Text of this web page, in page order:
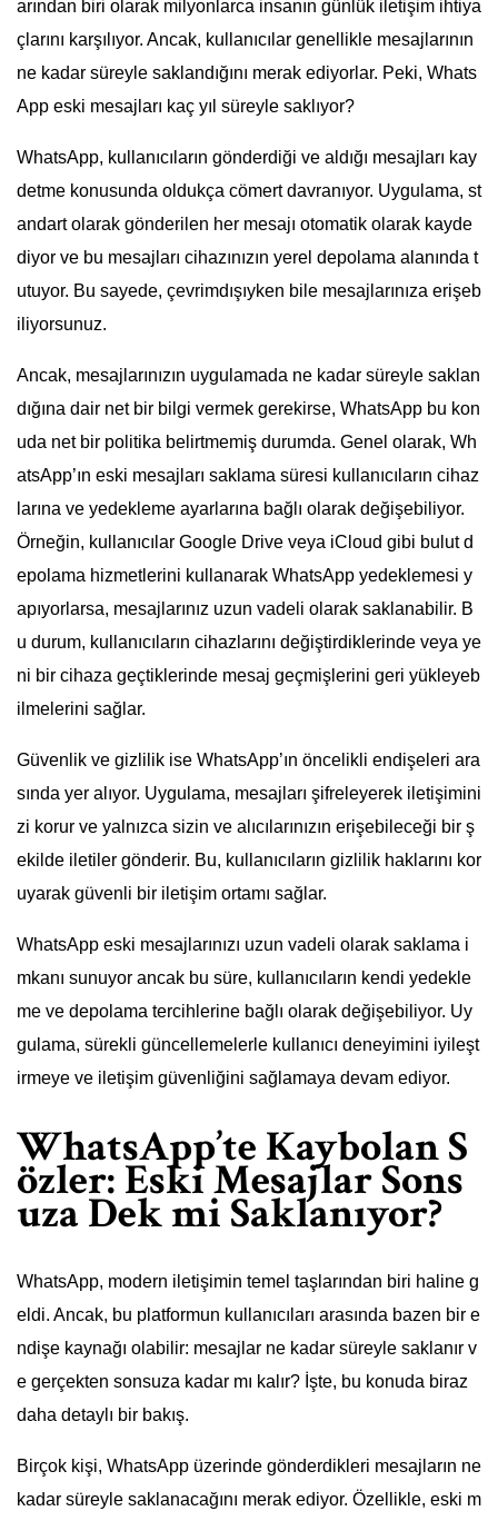
arından biri olarak milyonlarca insanın günlük iletişim ihtiya
çlarını karşılıyor. Ancak, kullanıcılar genellikle mesajlarının
ne kadar süreyle saklandığını merak ediyorlar. Peki, Whats
App eski mesajları kaç yıl süreyle saklıyor?
WhatsApp, kullanıcıların gönderdiği ve aldığı mesajları kay
detme konusunda oldukça cömert davranıyor. Uygulama, st
andart olarak gönderilen her mesajı otomatik olarak kayde
diyor ve bu mesajları cihazınızın yerel depolama alanında t
utuyor. Bu sayede, çevrimdışıyken bile mesajlarınıza erişeb
iliyorsunuz.
Ancak, mesajlarınızın uygulamada ne kadar süreyle saklan
dığına dair net bir bilgi vermek gerekirse, WhatsApp bu kon
uda net bir politika belirtmemiş durumda. Genel olarak, Wh
atsApp’ın eski mesajları saklama süresi kullanıcıların cihaz
larına ve yedekleme ayarlarına bağlı olarak değişebiliyor.
Örneğin, kullanıcılar Google Drive veya iCloud gibi bulut d
epolama hizmetlerini kullanarak WhatsApp yedeklemesi y
apıyorlarsa, mesajlarınız uzun vadeli olarak saklanabilir. B
u durum, kullanıcıların cihazlarını değiştirdiklerinde veya ye
ni bir cihaza geçtiklerinde mesaj geçmişlerini geri yükleyeb
ilmelerini sağlar.
Güvenlik ve gizlilik ise WhatsApp’ın öncelikli endişeleri ara
sında yer alıyor. Uygulama, mesajları şifreleyerek iletişimini
zi korur ve yalnızca sizin ve alıcılarınızın erişebileceği bir ş
ekilde iletiler gönderir. Bu, kullanıcıların gizlilik haklarını kor
uyarak güvenli bir iletişim ortamı sağlar.
WhatsApp eski mesajlarınızı uzun vadeli olarak saklama i
mkanı sunuyor ancak bu süre, kullanıcıların kendi yedekle
me ve depolama tercihlerine bağlı olarak değişebiliyor. Uy
gulama, sürekli güncellemelerle kullanıcı deneyimini iyileşt
irmeye ve iletişim güvenliğini sağlamaya devam ediyor.
WhatsApp’te Kaybolan S
özler: Eski Mesajlar Sons
uza Dek mi Saklanıyor?
WhatsApp, modern iletişimin temel taşlarından biri haline g
eldi. Ancak, bu platformun kullanıcıları arasında bazen bir e
ndişe kaynağı olabilir: mesajlar ne kadar süreyle saklanır v
e gerçekten sonsuza kadar mı kalır? İşte, bu konuda biraz
daha detaylı bir bakış.
Birçok kişi, WhatsApp üzerinde gönderdikleri mesajların ne
kadar süreyle saklanacağını merak ediyor. Özellikle, eski m